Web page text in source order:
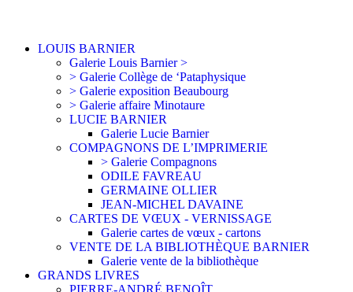
LOUIS BARNIER
Galerie Louis Barnier >
> Galerie Collège de ‘Pataphysique
> Galerie exposition Beaubourg
> Galerie affaire Minotaure
LUCIE BARNIER
Galerie Lucie Barnier
COMPAGNONS DE L’IMPRIMERIE
> Galerie Compagnons
ODILE FAVREAU
GERMAINE OLLIER
JEAN-MICHEL DAVAINE
CARTES DE VŒUX - VERNISSAGE
Galerie cartes de vœux - cartons
VENTE DE LA BIBLIOTHÈQUE BARNIER
Galerie vente de la bibliothèque
GRANDS LIVRES
PIERRE-ANDRÉ BENOÎT